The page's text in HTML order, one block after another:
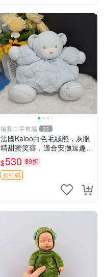
福和二手市場 33
法國Kaloo白色毛絨熊，灰眼
睛甜蜜笑容，適合安撫逗趣可
愛，柔軟面料手感佳。14 白
色安撫熊 毛絨玩具 寶寶逗樂
具
$530 89折
折扣碼